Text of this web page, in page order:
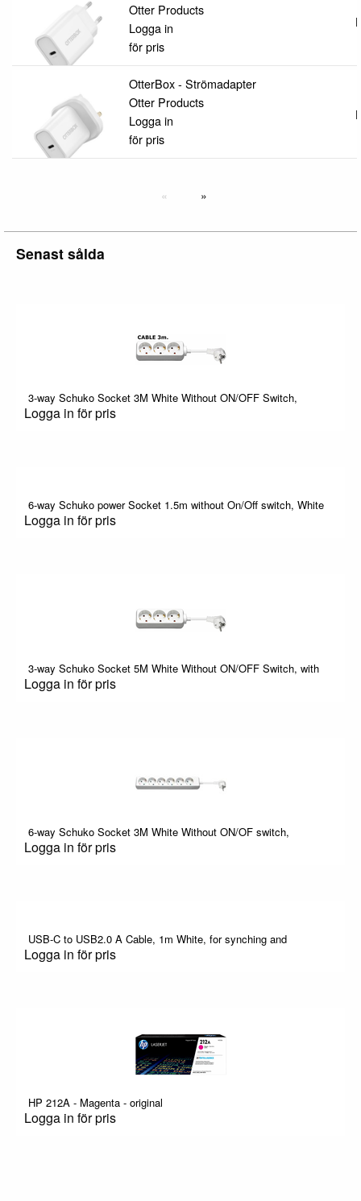
Otter Products
Logga in
för pris
OtterBox - Strömadapter
Otter Products
Logga in
för pris
Senast sålda
3-way Schuko Socket 3M White Without ON/OFF Switch,
Logga in för pris
6-way Schuko power Socket 1.5m without On/Off switch, White
Logga in för pris
3-way Schuko Socket 5M White Without ON/OFF Switch, with
Logga in för pris
6-way Schuko Socket 3M White Without ON/OF switch,
Logga in för pris
USB-C to USB2.0 A Cable, 1m White, for synching and
Logga in för pris
HP 212A - Magenta - original
Logga in för pris